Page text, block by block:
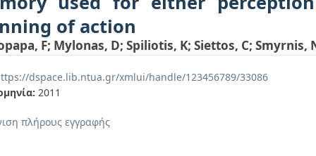
of action
F; Mylonas, D; Spiliotis, K; Siettos, C; Smyrnis,
dspace.lib.ntua.gr/xmlui/handle/123456789/33086
2011
πλήρους εγγραφής